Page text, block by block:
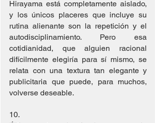
Hirayama está completamente aislado,
y los únicos placeres que incluye su
rutina alienante son la repetición y el
autodisciplinamiento. Pero esa
cotidianidad, que alguien racional
difícilmente elegiría para sí mismo, se
relata con una textura tan elegante y
publicitaria que puede, para muchos,
volverse deseable.
10.